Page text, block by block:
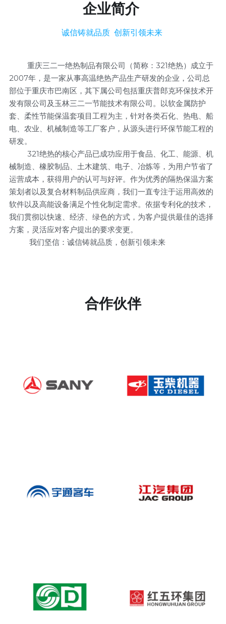
企业简介
诚信铸就品质  创新引领未来
         重庆三二一绝热制品有限公司（简称：321绝热）成立于
2007年，是一家从事高温绝热产品生产研发的企业，公司总
部位于重庆市巴南区，其下属公司包括重庆普郎克环保技术开
发有限公司及玉林三二一节能技术有限公司。以软金属防护
套、柔性节能保温套项目工程为主，针对各类石化、热电、船
电、农业、机械制造等工厂客户，从源头进行环保节能工程的
研发。
         321绝热的核心产品已成功应用于食品、化工、能源、机
械制造、橡胶制品、土木建筑、电子、冶炼等，为用户节省了
运营成本，获得用户的认可与好评。作为优秀的隔热保温方案
策划者以及复合材料制品供应商，我们一直专注于运用高效的
软件以及高能设备满足个性化制定需求。依据专利化的技术，
我们贯彻以快速、经济、绿色的方式，为客户提供最佳的选择
方案，灵活应对客户提出的要求变更。
          我们坚信：诚信铸就品质，创新引领未来
合作伙伴